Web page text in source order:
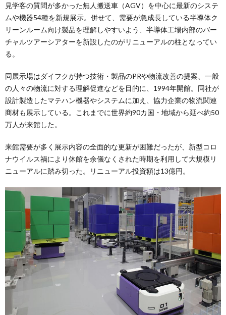
見学客の質問が多かった無人搬送車（AGV）を中心に最新のシステ
ムや機器54種を新規展示。併せて、需要が急成長している半導体ク
リーンルーム向け製品を理解しやすいよう、半導体工場内部のバー
チャルツアーシアターを新設したのがリニューアルの柱となってい
る。
同展示場はダイフクが持つ技術・製品のPRや物流改善の提案、一般
の人々の物流に対する理解促進などを目的に、1994年開館。同社が
設計製造したマテハン機器やシステムに加え、協力企業の物流関連
商材も展示している。これまでに世界約90カ国・地域から延べ約50
万人が来館した。
来館需要が多く展示内容の全面的な更新が困難だったが、新型コロ
ナウイルス禍により休館を余儀なくされた時期を利用して大規模リ
ニューアルに踏み切った。リニューアル投資額は13億円。